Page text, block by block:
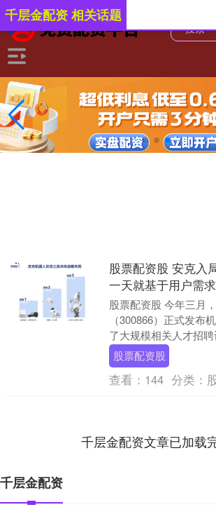
千层金配资 相关话题
股票配资股 安克入
一天就基于用户需
股票配资股 今年三月
（300866）正式发布
了大规模相关人才招
背后，是安克对用户真
察：安克在安防和清....
股票配资股
查看： 144 分类：
千层金配资文章已加载
千层金配资